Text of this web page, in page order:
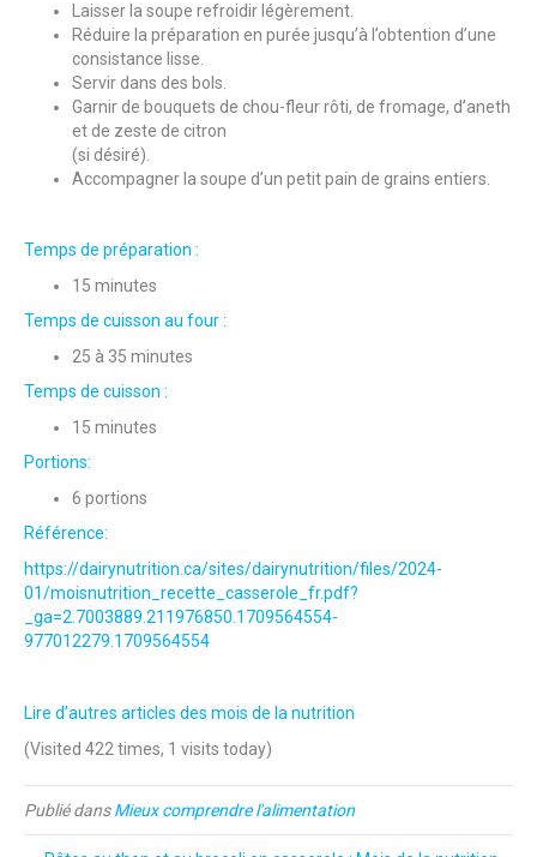
Laisser la soupe refroidir légèrement.
Réduire la préparation en purée jusqu’à l’obtention d’une
consistance lisse.
Servir dans des bols.
Garnir de bouquets de chou-fleur rôti, de fromage, d’aneth
et de zeste de citron
(si désiré).
Accompagner la soupe d’un petit pain de grains entiers.
Temps de préparation :
15 minutes
Temps de cuisson au four :
25 à 35 minutes
Temps de cuisson :
15 minutes
Portions:
6 portions
Référence:
https://dairynutrition.ca/sites/dairynutrition/files/2024-
01/moisnutrition_recette_casserole_fr.pdf?
_ga=2.7003889.211976850.1709564554-
977012279.1709564554
Lire d’autres articles des mois de la nutrition
(Visited 422 times, 1 visits today)
Publié dansMieux comprendre l'alimentation